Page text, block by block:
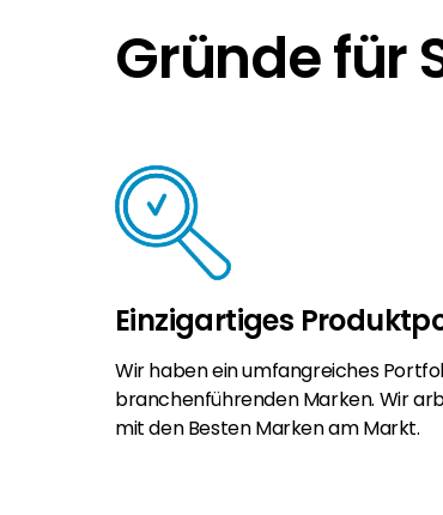
Gründe für
Einzigartiges
Wir haben ein umfangreiches
branchenführenden Marken. Wir
mit den Besten Marken am Markt.